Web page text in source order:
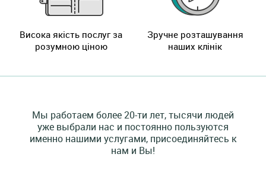
Висока якість послуг за
розумною ціною
Зручне розташування
наших клінік
Мы работаем более 20-ти лет, тысячи людей
уже выбрали нас и постоянно пользуются
именно нашими услугами, присоединяйтесь к
нам и Вы!